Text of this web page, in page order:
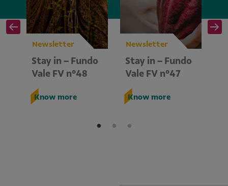
Newsletter
Stay in – Fundo
Vale FV n°48
Know more
Newsletter
Stay in – Fundo
Vale FV n°47
Know more